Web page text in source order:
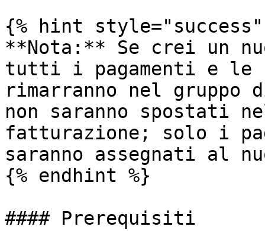
{% hint
**Nota:** Se crei un
tutti i pagamenti e le
rimarranno nel
non saranno spostati
fatturazione; solo i
saranno assegnati al
{% endhint %}
#### Prerequisiti